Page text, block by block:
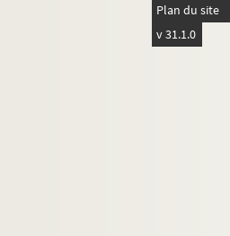
Plan du site
v 31.1.0